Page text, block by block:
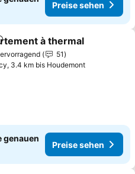
Preise sehen
Favoriten hinzufügen
à thermal
51
3.4 km bis Houdemont
genauen
Preise sehen